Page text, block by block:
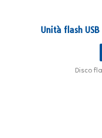
Unità flash
Disco